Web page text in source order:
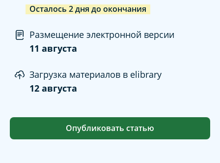
Осталось 2дня до окончания
Размещение электронной версии
11 августа
Загрузка материалов в elibrary
12 августа
Опубликовать статью